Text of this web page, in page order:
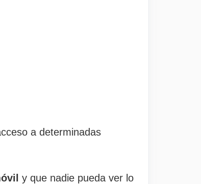
a determinadas
y que nadie pueda ver lo